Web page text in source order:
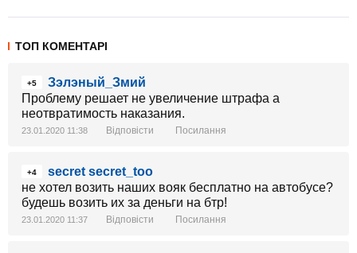
ТОП КОМЕНТАРІ
+5
Зэлэный_Змий
Проблему решает не увеличение штрафа а
неотвратимость наказания.
23.01.2020 11:38 Відповісти Посилання
+4
secret secret_too
не хотел возить наших вояк бесплатно на автобусе?
будешь возить их за деньги на бтр!
23.01.2020 11:37 Відповісти Посилання